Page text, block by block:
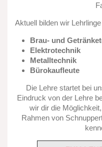
Aktuell bilden wir
Brau- und
Elektrotechnik
Metalltechnik
Bürokaufleute
Die Lehre startet bei
Eindruck von der Lehre
wir dir die
Rahmen von